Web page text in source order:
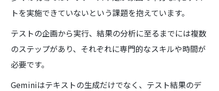
トを実施できていないという課題を抱えています。
テストの企画から実行、結果の分析に至るまでには複数
のステップがあり、それぞれに専門的なスキルや時間が
必要です。
Geminiはテキストの生成だけでなく、テスト結果のデ